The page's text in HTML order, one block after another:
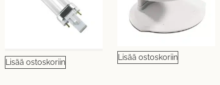
Lisää ostoskoriin
Lisää ostoskoriin